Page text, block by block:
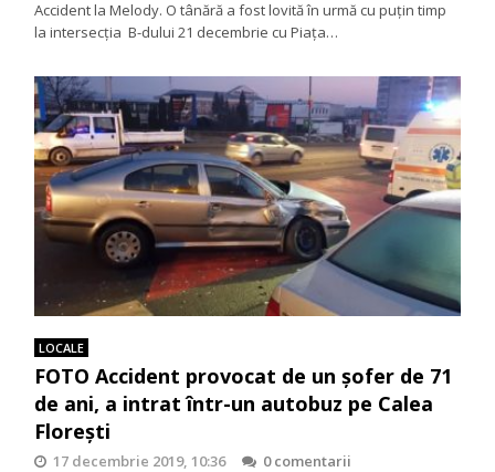
Accident la Melody. O tânără a fost lovită în urmă cu puţin timp
la intersecţia B-dului 21 decembrie cu Piaţa…
LOCALE
FOTO Accident provocat de un șofer de 71
de ani, a intrat într-un autobuz pe Calea
Florești
17 decembrie 2019, 10:36
0 comentarii